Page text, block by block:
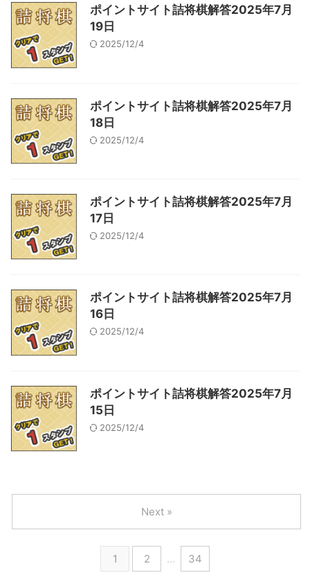
ポイントサイト詰将棋解答2025年7月
19日
2025/12/4
ポイントサイト詰将棋解答2025年7月
18日
2025/12/4
ポイントサイト詰将棋解答2025年7月
17日
2025/12/4
ポイントサイト詰将棋解答2025年7月
16日
2025/12/4
ポイントサイト詰将棋解答2025年7月
15日
2025/12/4
1 2 … 34
Next »